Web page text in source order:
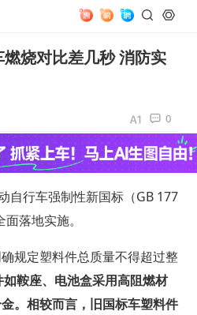
烧对比差几秒 消防实
0
自行车强制性新国标（GB 177
落地实施。
规定塑料件总质量不得超过整
如鞍座、电池盒采用高阻燃材
。相较而言，旧国标车塑料件